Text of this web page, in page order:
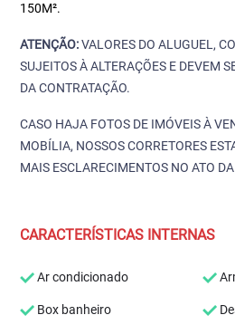
150M².
ATENÇÃO:VALORES DO ALUGUEL,
SUJEITOS À ALTERAÇÕES E DEVEM
DA CONTRATAÇÃO.
CASO HAJA FOTOS DE IMÓVEIS À
MOBÍLIA, NOSSOS CORRETORES
MAIS ESCLARECIMENTOS NO ATO
CARACTERÍSTICAS INTERNAS
Ar condicionado
Box banheiro